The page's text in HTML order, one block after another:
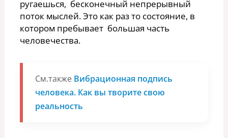
ругаешься, бесконечный непрерывный
поток мыслей. Это как раз то состояние, в
котором пребывает большая часть
человечества.
См.также Вибрационная подпись
человека. Как вы творите свою
реальность